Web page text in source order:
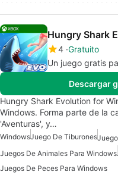
Hungry Shark
4 Gratuito
Un juego gratis
Descargar
Hungry Shark Evolution for
Windows. Forma parte de la
'Aventuras', y…
WindowsJuego De Tiburones
Juegos De Animales Para Windows
Juegos De Peces Para Windows